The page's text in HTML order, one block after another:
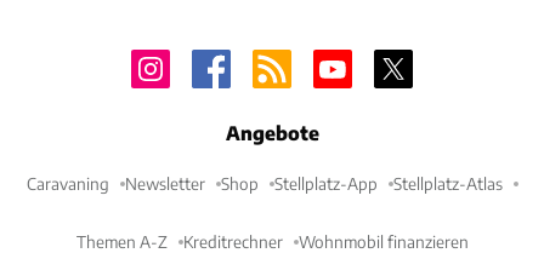
Angebote
Caravaning Newsletter Shop Stellplatz-App Stellplatz-Atlas
Themen A-Z Kreditrechner Wohnmobil finanzieren